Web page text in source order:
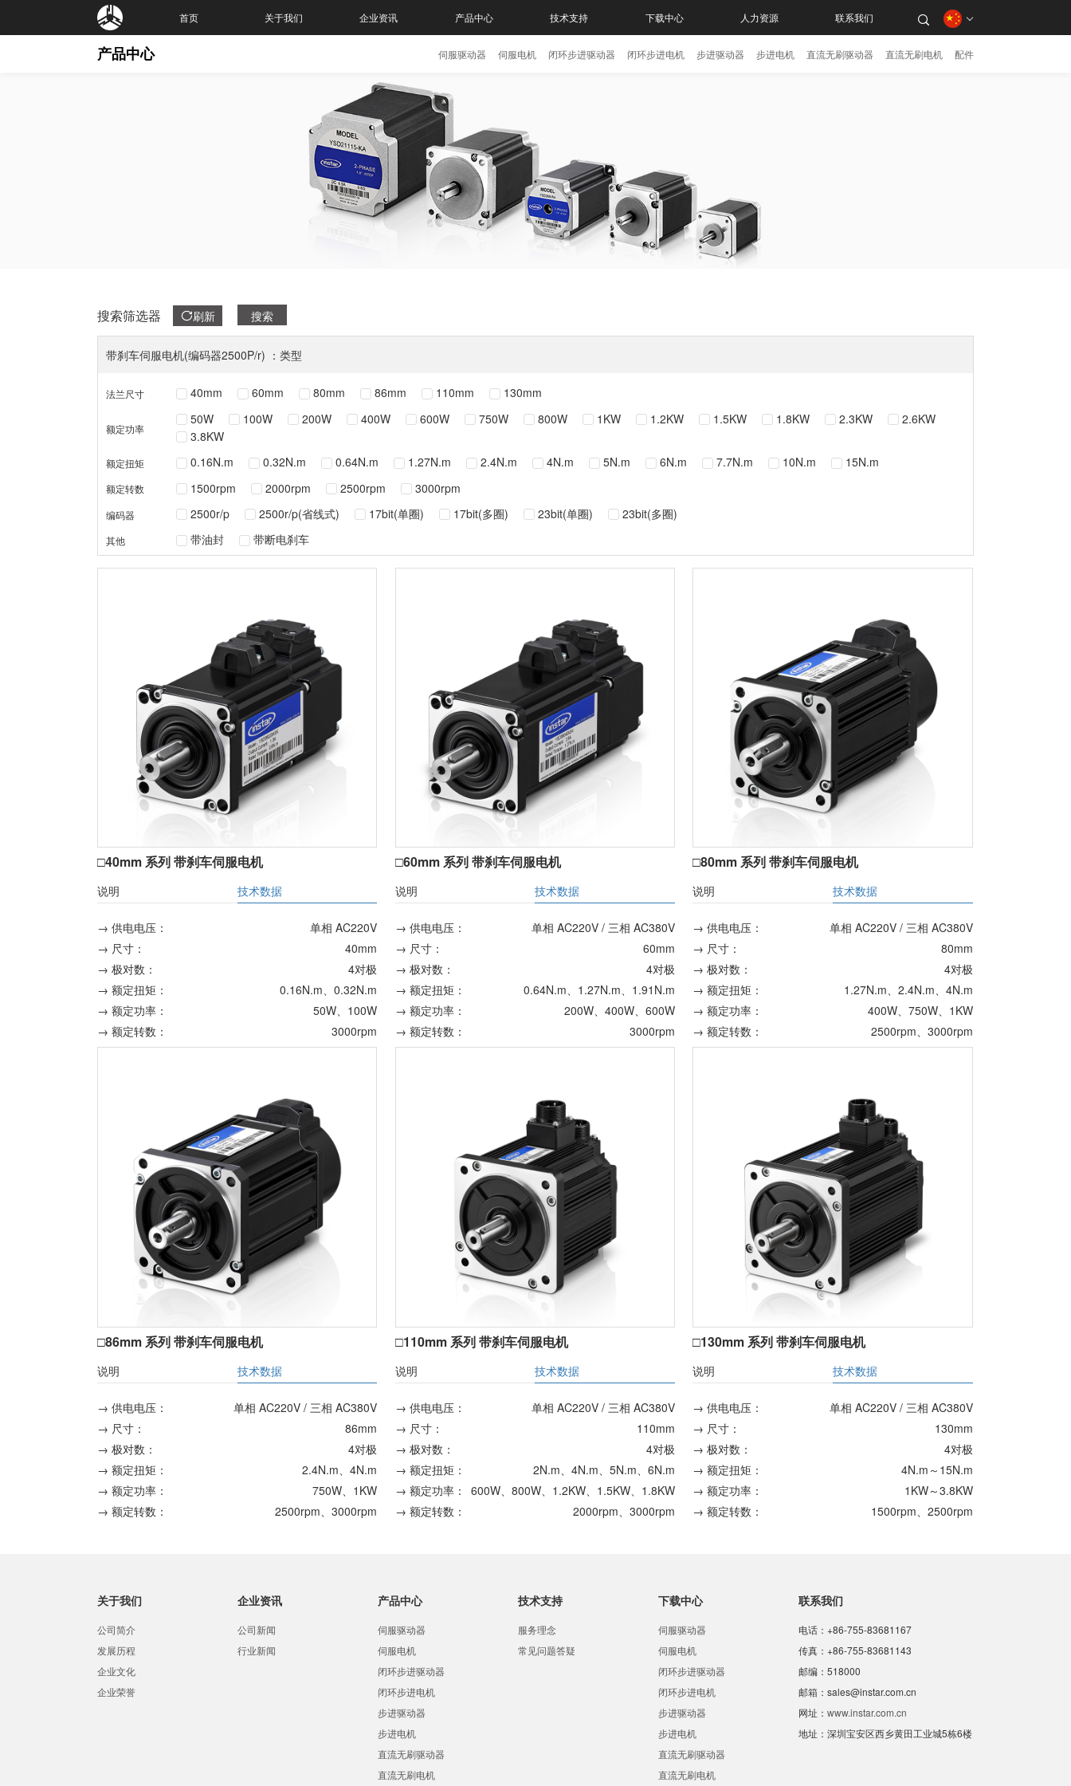
首页 关于我们 企业资讯 产品中心 技术支持 下载中心 人力资源 联系我们
产品中心 伺服驱动器 伺服电机 闭环步进驱动器 闭环步进电机 步进驱动器 步进电机 直流无刷驱动器 直流无刷电机 配件
搜索筛选器 刷新 搜索
带刹车伺服电机(编码器2500P/r) ：类型
法兰尺寸 40mm 60mm 80mm 86mm 110mm 130mm
额定功率
50W 100W 200W 400W 600W 750W 800W 1KW 1.2KW 1.5KW 1.8KW 2.3KW
2.6KW
3.8KW
额定扭矩 0.16N.m 0.32N.m 0.64N.m 1.27N.m 2.4N.m 4N.m 5N.m 6N.m 7.7N.m 10N.m 15N.m
额定转数 1500rpm 2000rpm 2500rpm 3000rpm
编码器 2500r/p 2500r/p(省线式) 17bit(单圈) 17bit(多圈) 23bit(单圈) 23bit(多圈)
其他 带油封 带断电刹车
□40mm 系列 带刹车伺服电机
说明 技术数据
→ 供电电压：
单相 AC220V
→ 尺寸：
40mm
→ 极对数：
4对极
→ 额定扭矩：
0.16N.m、0.32N.m
→ 额定功率：
50W、100W
→ 额定转数：
3000rpm
□60mm 系列 带刹车伺服电机
说明 技术数据
→ 供电电压：
单相 AC220V / 三相 AC380V
→ 尺寸：
60mm
→ 极对数：
4对极
→ 额定扭矩：
0.64N.m、1.27N.m、1.91N.m
→ 额定功率：
200W、400W、600W
→ 额定转数：
3000rpm
□80mm 系列 带刹车伺服电机
说明 技术数据
→ 供电电压：
单相 AC220V / 三相 AC380V
→ 尺寸：
80mm
→ 极对数：
4对极
→ 额定扭矩：
1.27N.m、2.4N.m、4N.m
→ 额定功率：
400W、750W、1KW
→ 额定转数：
2500rpm、3000rpm
□86mm 系列 带刹车伺服电机
说明 技术数据
→ 供电电压：
单相 AC220V / 三相 AC380V
→ 尺寸：
86mm
→ 极对数：
4对极
→ 额定扭矩：
2.4N.m、4N.m
→ 额定功率：
750W、1KW
→ 额定转数：
2500rpm、3000rpm
□110mm 系列 带刹车伺服电机
说明 技术数据
→ 供电电压：
单相 AC220V / 三相 AC380V
→ 尺寸：
110mm
→ 极对数：
4对极
→ 额定扭矩：
2N.m、4N.m、5N.m、6N.m
→ 额定功率：
600W、800W、1.2KW、1.5KW、1.8KW
→ 额定转数：
2000rpm、3000rpm
□130mm 系列 带刹车伺服电机
说明 技术数据
→ 供电电压：
单相 AC220V / 三相 AC380V
→ 尺寸：
130mm
→ 极对数：
4对极
→ 额定扭矩：
4N.m～15N.m
→ 额定功率：
1KW～3.8KW
→ 额定转数：
1500rpm、2500rpm
关于我们
公司简介
发展历程
企业文化
企业荣誉
企业资讯
公司新闻
行业新闻
产品中心
伺服驱动器
伺服电机
闭环步进驱动器
闭环步进电机
步进驱动器
步进电机
直流无刷驱动器
直流无刷电机
技术支持
服务理念
常见问题答疑
下载中心
伺服驱动器
伺服电机
闭环步进驱动器
闭环步进电机
步进驱动器
步进电机
直流无刷驱动器
直流无刷电机
联系我们
电话：+86-755-83681167
传真：+86-755-83681143
邮编：518000
邮箱：sales@instar.com.cn
网址： www.instar.com.cn
地址：深圳宝安区西乡黄田工业城5栋6楼